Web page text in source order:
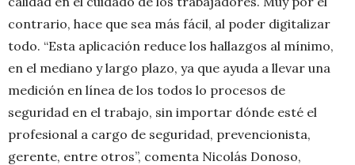
contrario, hace que sea más fácil, al poder digitalizar
todo. “Esta aplicación reduce los hallazgos al mínimo,
en el mediano y largo plazo, ya que ayuda a llevar una
medición en línea de los todos lo procesos de
seguridad en el trabajo, sin importar dónde esté el
profesional a cargo de seguridad, prevencionista,
gerente, entre otros”, comenta Nicolás Donoso,